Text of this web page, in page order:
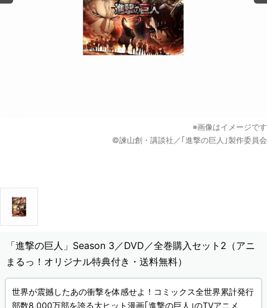
※画像はイメージです
©諫山創・講談社／｢進撃の巨人｣製作委員会
「進撃の巨人」Season 3／DVD／全巻購入セット2（アニ
まるっ！オリジナル特典付き・送料無料）
世界が震撼したあの衝撃を体感せよ！コミックス全世界累計発行
部数8,000万部を誇る大ヒット漫画｢進撃の巨人｣のTVアニメ